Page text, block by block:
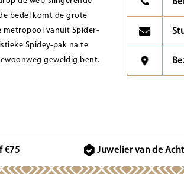
bedel komt de grote
metropool vanuit Spider-
Spidey-pak na te
geweldig bent.
€75 Juwelier van de